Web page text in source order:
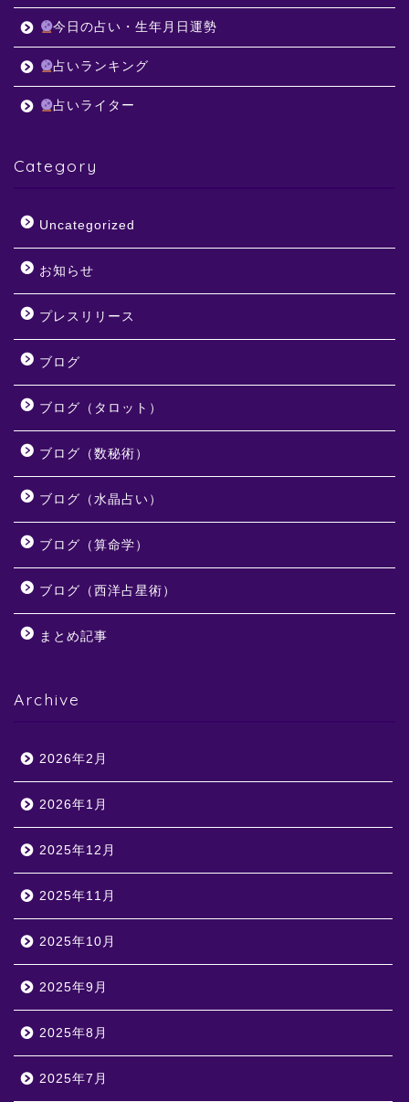
今日の占い・生年月日運勢
占いランキング
占いライター
Category
Uncategorized
お知らせ
プレスリリース
ブログ
ブログ（タロット）
ブログ（数秘術）
ブログ（水晶占い）
ブログ（算命学）
ブログ（西洋占星術）
まとめ記事
Archive
2026年2月
2026年1月
2025年12月
2025年11月
2025年10月
2025年9月
2025年8月
2025年7月